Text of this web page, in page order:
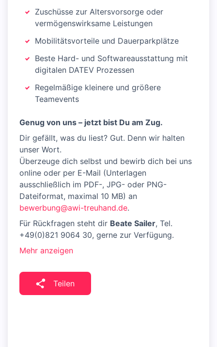
Zuschüsse zur Altersvorsorge oder
vermögenswirksame Leistungen
Mobilitätsvorteile und Dauerparkplätze
Beste Hard- und Softwareausstattung mit
digitalen DATEV Prozessen
Regelmäßige kleinere und größere
Teamevents
Genug von uns – jetzt bist Du am Zug.
Dir gefällt, was du liest? Gut. Denn wir halten
unser Wort.
Überzeuge dich selbst und bewirb dich bei uns
online oder per E-Mail (Unterlagen
ausschließlich im PDF-, JPG- oder PNG-
Dateiformat, maximal 10 MB) an
bewerbung@awi-treuhand.de.
Für Rückfragen steht dir Beate Sailer, Tel.
+49(0)821 9064 30, gerne zur Verfügung.
Mehr anzeigen
Teilen